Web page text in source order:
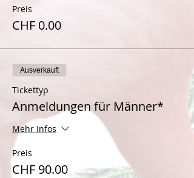
Preis
CHF 0.00
Ausverkauft
Tickettyp
Anmeldungen für Männer*
Mehr Infos
Preis
CHF 90.00